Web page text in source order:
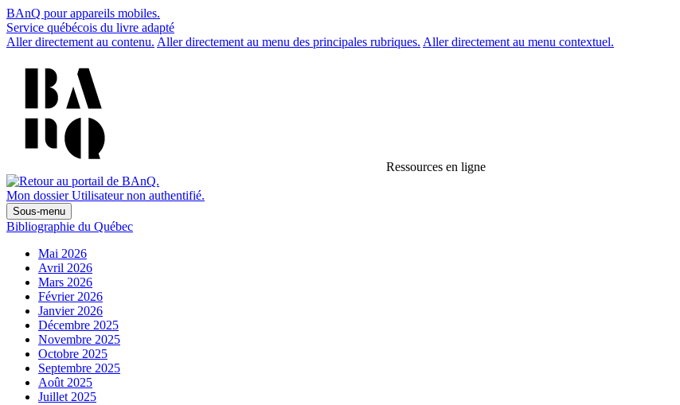
BAnQ pour appareils mobiles.
Service québécois du livre adapté
Aller directement au contenu. Aller directement au menu des principales rubriques. Aller directement au menu contextuel.
Ressources en ligne
Mon dossier Utilisateur non authentifié.
Sous-menu
Bibliographie du Québec
Mai 2026
Avril 2026
Mars 2026
Février 2026
Janvier 2026
Décembre 2025
Novembre 2025
Octobre 2025
Septembre 2025
Août 2025
Juillet 2025